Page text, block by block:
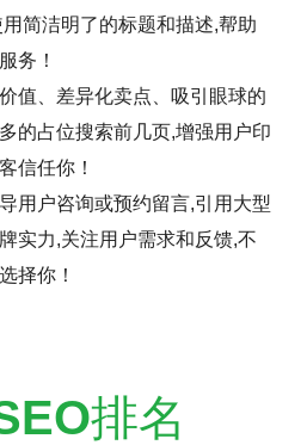
简洁明了的标题和描述,帮助
务！
值、差异化卖点、吸引眼球的
的占位搜索前几页,增强用户印
信任你！
用户咨询或预约留言,引用大型
实力,关注用户需求和反馈,不
择你！
排名